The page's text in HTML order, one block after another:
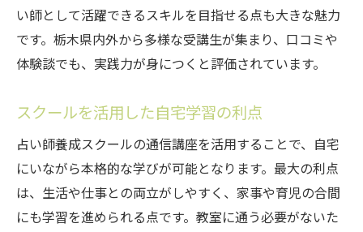
い師として活躍できるスキルを目指せる点も大きな魅力
です。栃木県内外から多様な受講生が集まり、口コミや
体験談でも、実践力が身につくと評価されています。
スクールを活用した自宅学習の利点
占い師養成スクールの通信講座を活用することで、自宅
にいながら本格的な学びが可能となります。最大の利点
は、生活や仕事との両立がしやすく、家事や育児の合間
にも学習を進められる点です。教室に通う必要がないた